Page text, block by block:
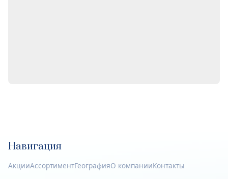
Навигация
АкцииАссортиментГеографияО компанииКонтакты